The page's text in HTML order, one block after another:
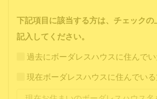
下記項目に該当する方は、チェックの
記入してください。
過去にボーダレスハウスに住んで
現在ボーダレスハウスに住んでい